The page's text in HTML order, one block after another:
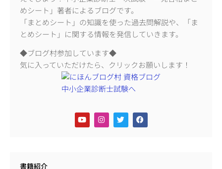
めシート」著者によるブログです。
「まとめシート」の知識を使った過去問解説や、「ま
とめシート」に関する情報を発信していきます。
◆ブログ村参加しています◆
気に入っていただけたら、クリックお願いします！
書籍紹介